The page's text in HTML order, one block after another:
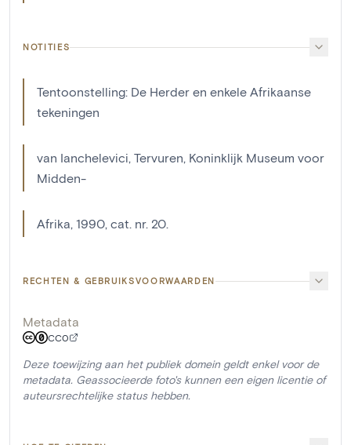
NOTITIES
Tentoonstelling: De Herder en enkele Afrikaanse
tekeningen
van Ianchelevici, Tervuren, Koninklijk Museum voor
Midden-
Afrika, 1990, cat. nr. 20.
RECHTEN & GEBRUIKSVOORWAARDEN
Metadata
CC0
Deze toewijzing aan het publiek domein geldt enkel voor de
metadata. Geassocieerde foto's kunnen een eigen licentie of
auteursrechtelijke status hebben.